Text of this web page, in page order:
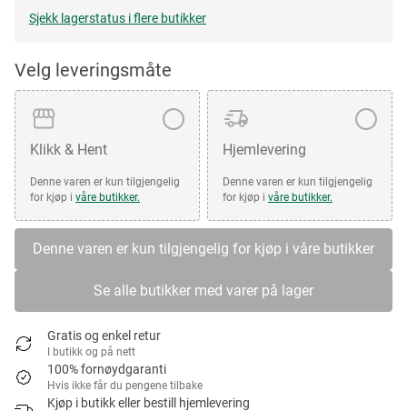
Sjekk lagerstatus i flere butikker
Velg leveringsmåte
Klikk & Hent
Denne varen er kun tilgjengelig
for kjøp i våre butikker.
Hjemlevering
Denne varen er kun tilgjengelig
for kjøp i våre butikker.
Denne varen er kun tilgjengelig for kjøp i våre butikker
Se alle butikker med varer på lager
Gratis og enkel retur
I butikk og på nett
100% fornøydgaranti
Hvis ikke får du pengene tilbake
Kjøp i butikk eller bestill hjemlevering